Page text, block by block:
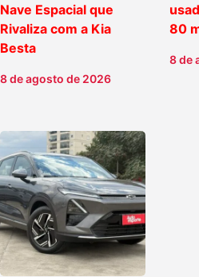
Nave Espacial que
Rivaliza com a Kia
Besta
8 de agosto de 2026
80
8 de